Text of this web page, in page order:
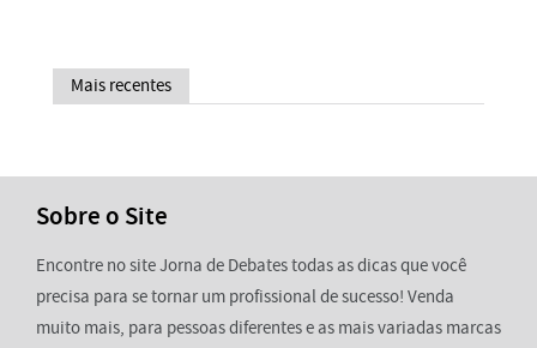
Mais recentes
Sobre o Site
Encontre no site Jorna de Debates todas as dicas que você
precisa para se tornar um profissional de sucesso! Venda
muito mais, para pessoas diferentes e as mais variadas marcas